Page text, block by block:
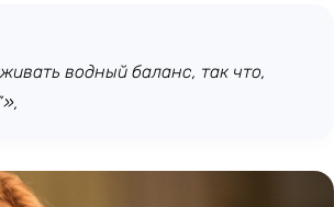
водный баланс, так что,
,